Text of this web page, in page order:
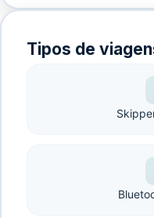
Tipos de